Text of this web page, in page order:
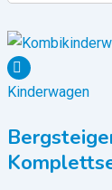
Kinderwagen